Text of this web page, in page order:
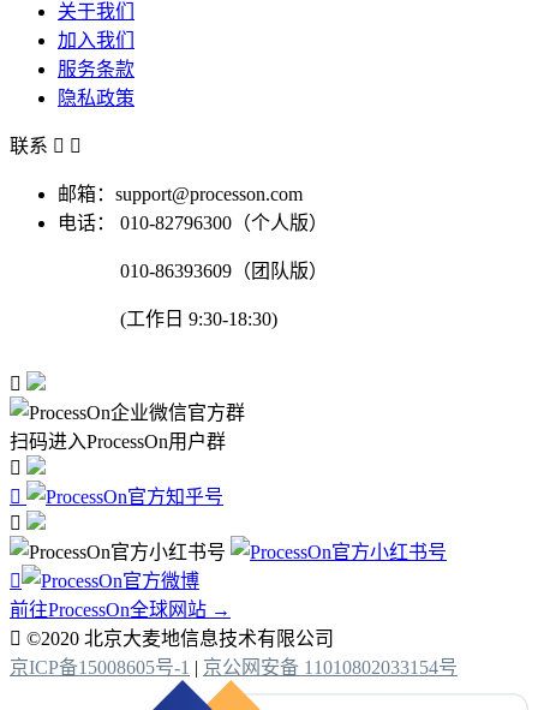
关于我们
加入我们
服务条款
隐私政策
联系  
邮箱：support@processon.com
电话：
010-82796300（个人版）
010-86393609（团队版）
(工作日 9:30-18:30)

扫码进入ProcessOn用户群




前往ProcessOn全球网站 →
 ©2020 北京大麦地信息技术有限公司
京ICP备15008605号-1 | 京公网安备 11010802033154号